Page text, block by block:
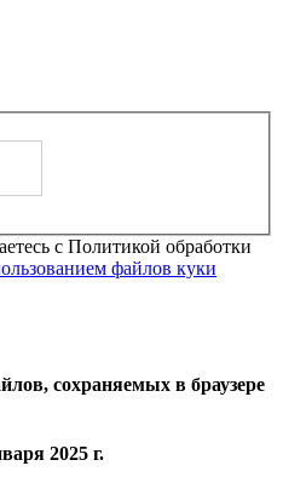
с Политикой обработки
файлов куки
сохраняемых в браузере
2025 г.